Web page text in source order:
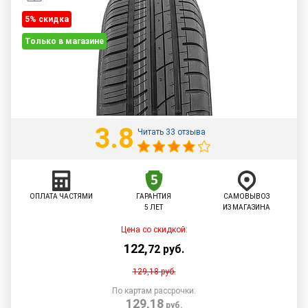
5% cкидка
Только в магазине
3.8 Читать 33 отзыва
ОПЛАТА ЧАСТЯМИ
ГАРАНТИЯ
5 ЛЕТ
САМОВЫВОЗ
ИЗ МАГАЗИНА
Цена со скидкой:
122,72 руб.
129,18руб.
По картам рассрочки:
129,18руб.